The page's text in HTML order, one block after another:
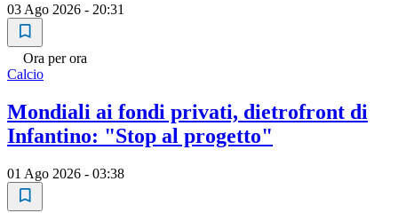
03 Ago 2026 - 20:31
Ora per ora
Calcio
Mondiali ai fondi privati, dietrofront di
Infantino: "Stop al progetto"
01 Ago 2026 - 03:38